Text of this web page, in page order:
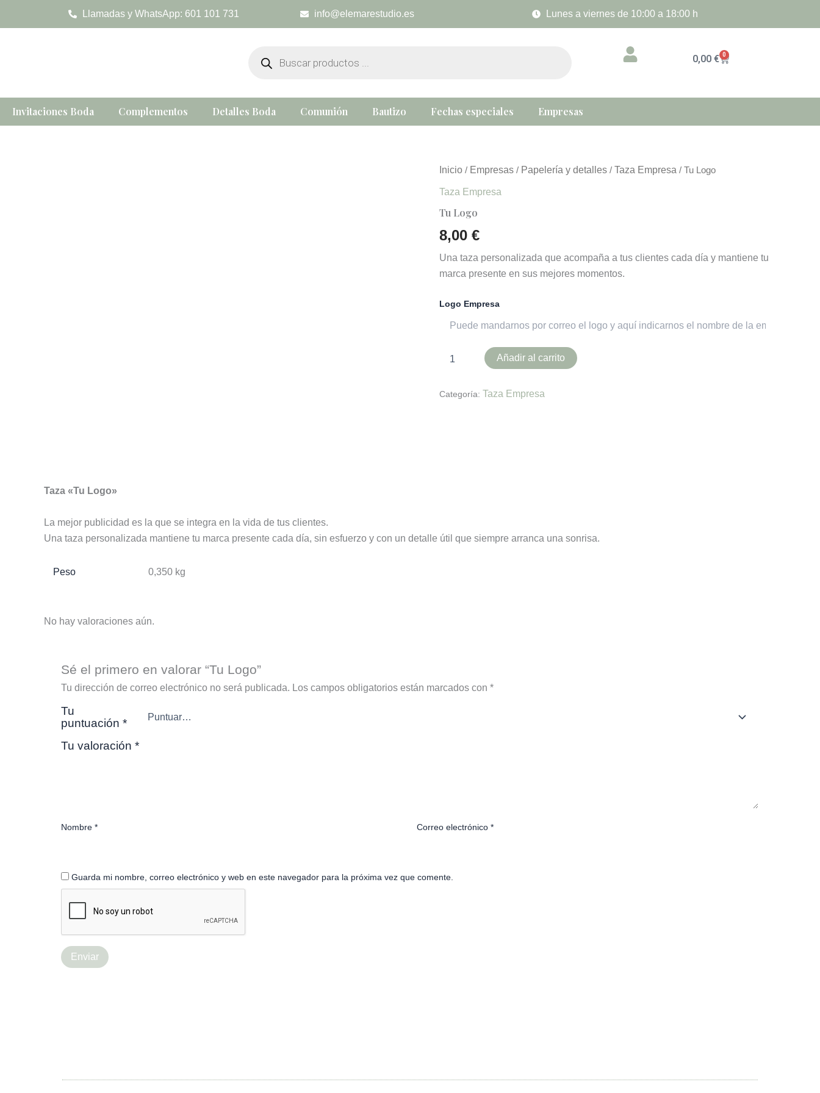
Llamadas y WhatsApp: 601 101 731 info@elemarestudio.es Lunes a viernes de 10:00 a 18:00 h
productos
0,00 € 0
Cart
Invitaciones Boda Complementos Detalles Boda Comunión Bautizo Fechas especiales Empresas
Inicio / Empresas / Papelería y detalles / Taza Empresa / Tu Logo
Taza Empresa
Tu Logo
8,00 €
Una taza personalizada que acompaña a tus clientes cada día y mantiene tu
marca presente en sus mejores momentos.
Logo Empresa
Tu
cantidad
Añadir al carrito
Categoría: Taza Empresa
Taza «Tu Logo»
La mejor publicidad es la que se integra en la vida de tus clientes.
Una taza personalizada mantiene tu marca presente cada día, sin esfuerzo y con un detalle útil que siempre arranca una sonrisa.
Peso 0,350 kg
No hay valoraciones aún.
Sé el primero en valorar “Tu Logo”
Tu dirección de correo electrónico no será publicada. Los campos obligatorios están marcados con *
Tu
puntuación *
Tu valoración *
Nombre * Correo electrónico*
Guarda mi nombre, correo electrónico y web en este navegador para la próxima vez que comente.